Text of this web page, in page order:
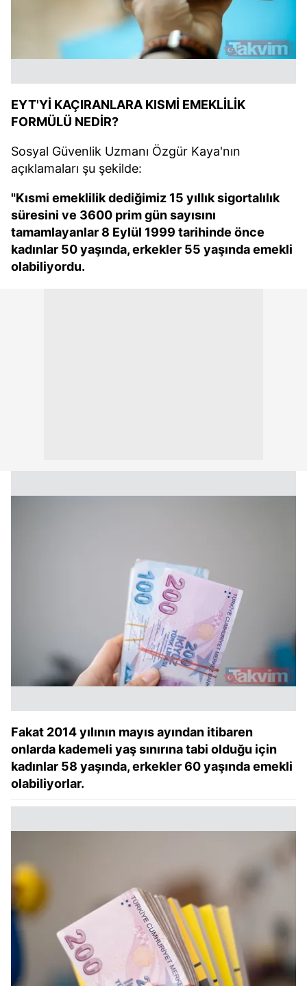
EYT'Yİ KAÇIRANLARA KISMİ EMEKLİLİK
FORMÜLÜ NEDİR?
Sosyal Güvenlik Uzmanı Özgür Kaya'nın
açıklamaları şu şekilde:
"Kısmi emeklilik dediğimiz 15 yıllık sigortalılık
süresini ve 3600 prim gün sayısını
tamamlayanlar 8 Eylül 1999 tarihinde önce
kadınlar 50 yaşında, erkekler 55 yaşında emekli
olabiliyordu.
Fakat 2014 yılının mayıs ayından itibaren
onlarda kademeli yaş sınırına tabi olduğu için
kadınlar 58 yaşında, erkekler 60 yaşında emekli
olabiliyorlar.